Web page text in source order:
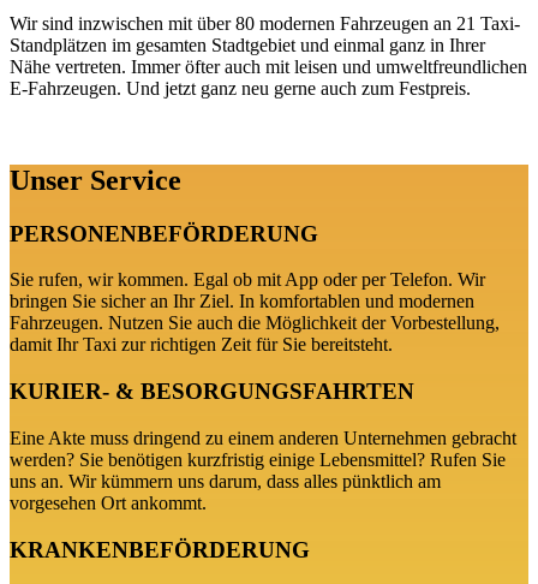
Wir sind inzwischen mit über 80 modernen Fahrzeugen an 21 Taxi-
Standplätzen im gesamten Stadtgebiet und einmal ganz in Ihrer
Nähe vertreten. Immer öfter auch mit leisen und umweltfreundlichen
E-Fahrzeugen. Und jetzt ganz neu gerne auch zum Festpreis.
Unser Service
PERSONENBEFÖRDERUNG
Sie rufen, wir kommen. Egal ob mit App oder per Telefon. Wir
bringen Sie sicher an Ihr Ziel. In komfortablen und modernen
Fahrzeugen. Nutzen Sie auch die Möglichkeit der Vorbestellung,
damit Ihr Taxi zur richtigen Zeit für Sie bereitsteht.
KURIER- & BESORGUNGSFAHRTEN
Eine Akte muss dringend zu einem anderen Unternehmen gebracht
werden? Sie benötigen kurzfristig einige Lebensmittel? Rufen Sie
uns an. Wir kümmern uns darum, dass alles pünktlich am
vorgesehen Ort ankommt.
KRANKENBEFÖRDERUNG